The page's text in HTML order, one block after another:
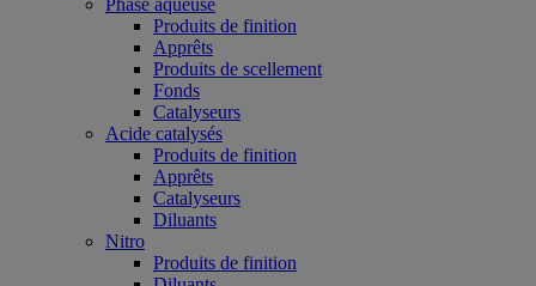
Phase aqueuse
Produits de finition
Apprêts
Produits de scellement
Fonds
Catalyseurs
Acide catalysés
Produits de finition
Apprêts
Catalyseurs
Diluants
Nitro
Produits de finition